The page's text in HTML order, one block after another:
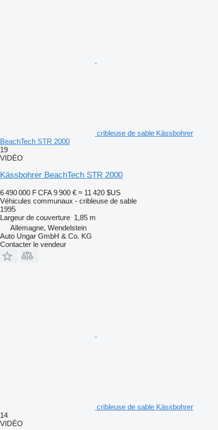
cribleuse de sable Kässbohrer
BeachTech STR 2000
19
VIDÉO
Kässbohrer BeachTech STR 2000
6 490 000 F CFA 9 900 € ≈ 11 420 $US
Véhicules communaux - cribleuse de sable
1995
Largeur de couverture 1,85 m
Allemagne, Wendelstein
Auto Ungar GmbH & Co. KG
Contacter le vendeur
cribleuse de sable Kässbohrer
14
VIDÉO